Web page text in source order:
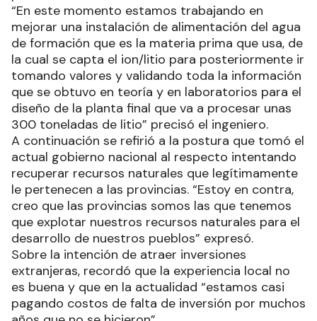
“En este momento estamos trabajando en
mejorar una instalación de alimentación del agua
de formación que es la materia prima que usa, de
la cual se capta el ion/litio para posteriormente ir
tomando valores y validando toda la información
que se obtuvo en teoría y en laboratorios para el
diseño de la planta final que va a procesar unas
300 toneladas de litio” precisó el ingeniero.
A continuación se refirió a la postura que tomó el
actual gobierno nacional al respecto intentando
recuperar recursos naturales que legítimamente
le pertenecen a las provincias. “Estoy en contra,
creo que las provincias somos las que tenemos
que explotar nuestros recursos naturales para el
desarrollo de nuestros pueblos” expresó.
Sobre la intención de atraer inversiones
extranjeras, recordó que la experiencia local no
es buena y que en la actualidad “estamos casi
pagando costos de falta de inversión por muchos